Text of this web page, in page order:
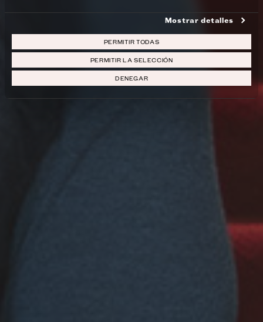
Mostrar detalles
PERMITIR TODAS
PERMITIR LA SELECCIÓN
DENEGAR